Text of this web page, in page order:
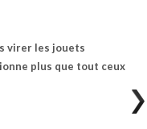
virer les jouets
plus que tout ceux